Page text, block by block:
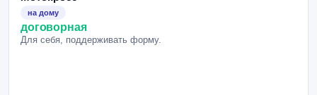
на дому
договорная
Для себя, поддерживать форму.